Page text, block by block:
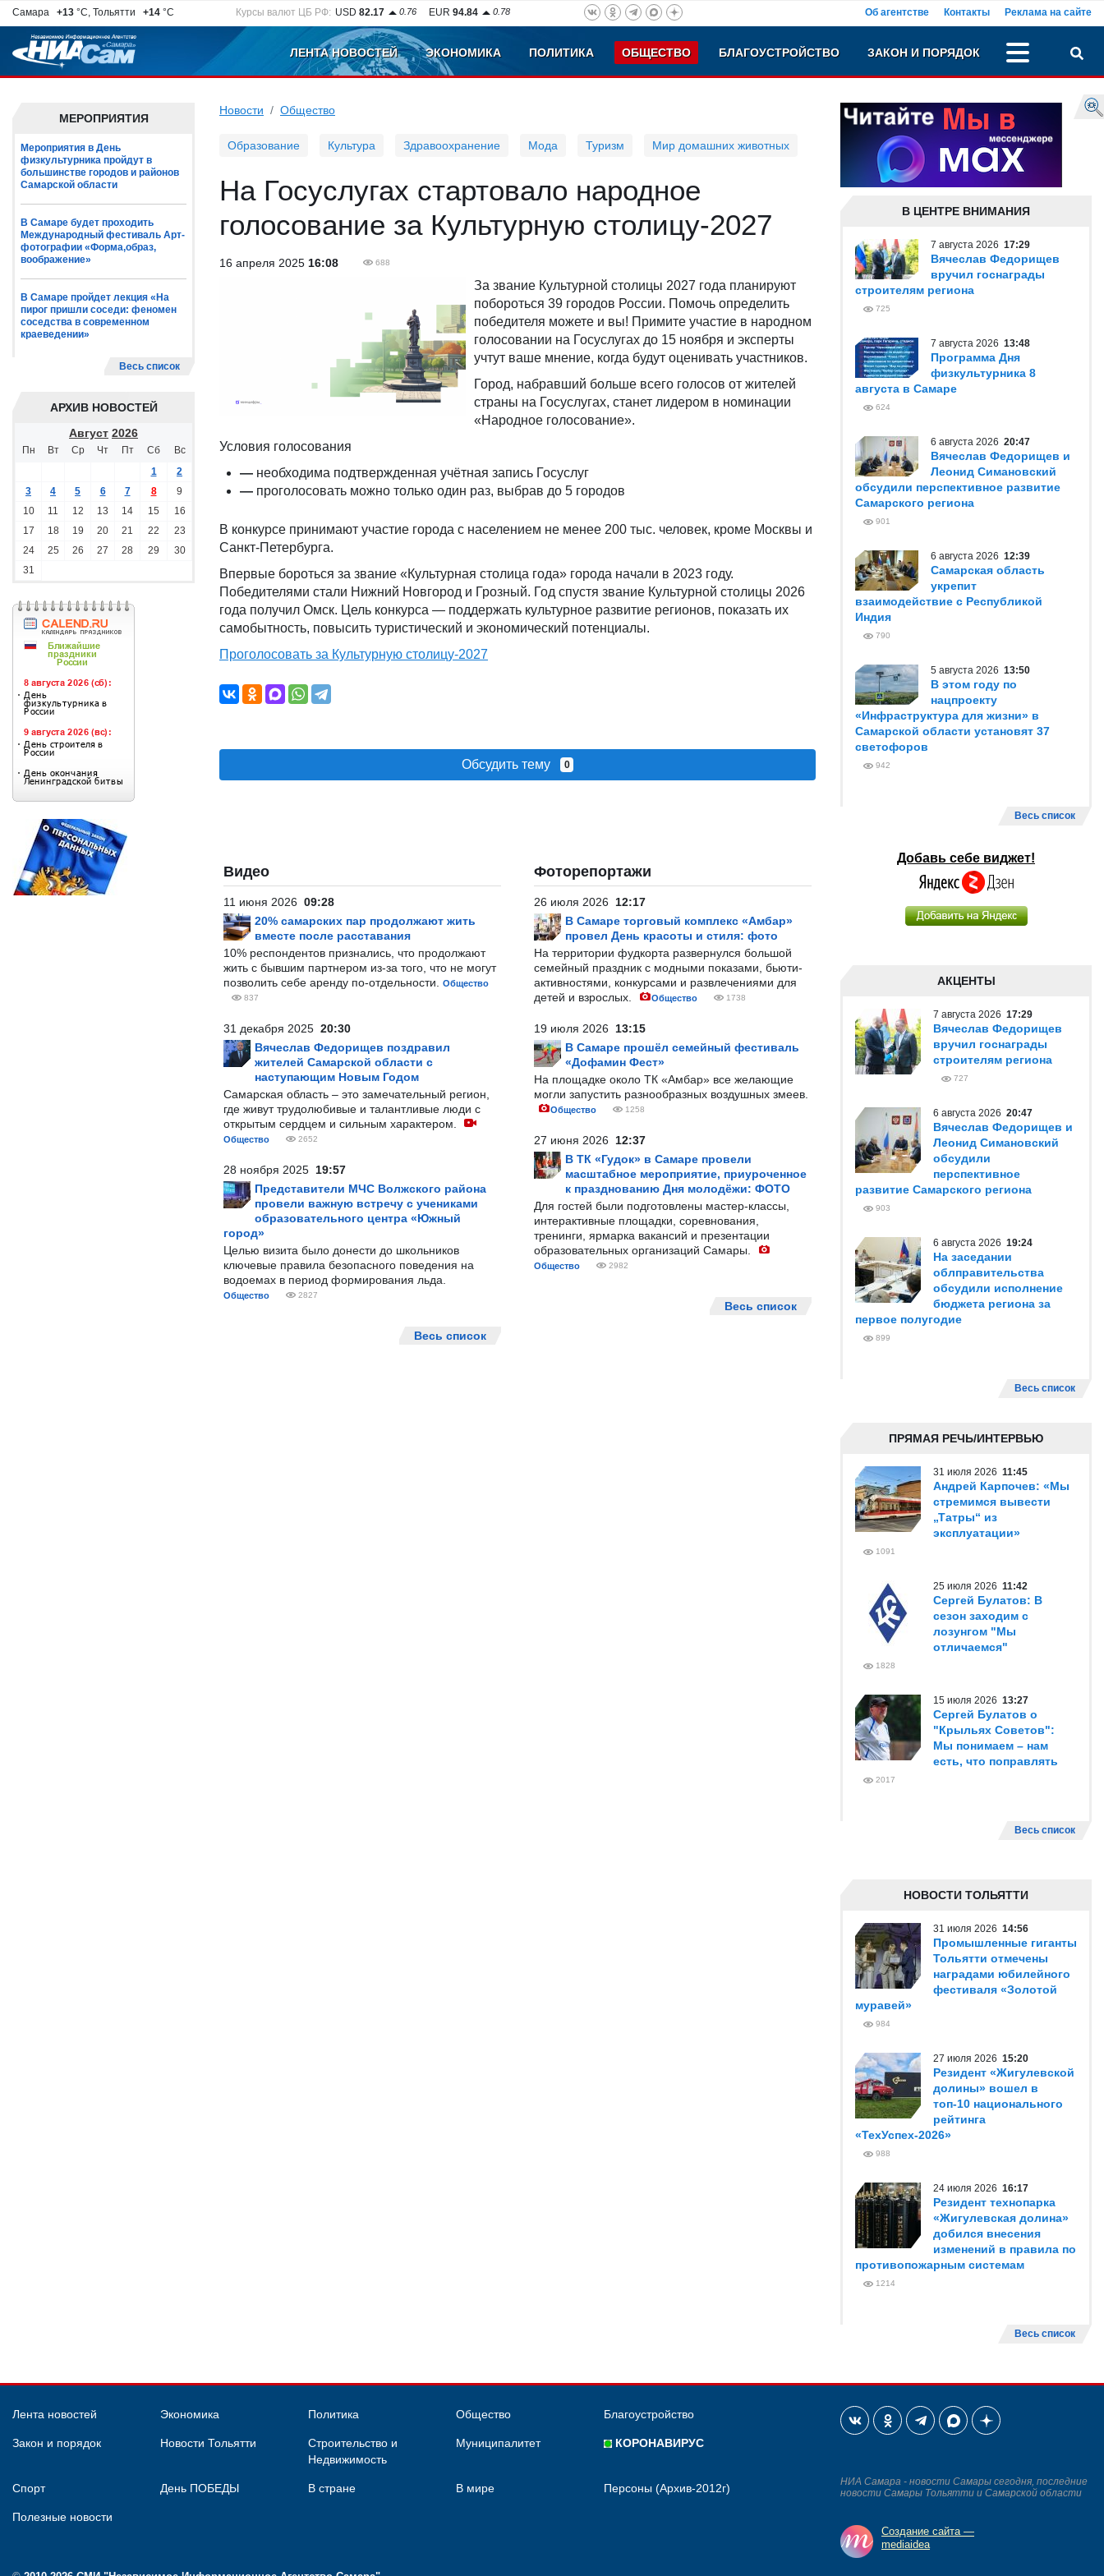
Самара +13 °C, Тольятти +14 °C Курсы валют ЦБ РФ: USD 82.17 0.76 EUR 94.84 0.78 Об агентстве Контакты Реклама на сайте
ЛЕНТА НОВОСТЕЙ ЭКОНОМИКА ПОЛИТИКА ОБЩЕСТВО БЛАГОУСТРОЙСТВО ЗАКОН И ПОРЯДОК
МЕРОПРИЯТИЯ
Мероприятия в День
физкультурника пройдут в
большинстве городов и районов
Самарской области
В Самаре будет проходить
Международный фестиваль Арт-
фотографии «Форма,образ,
воображение»
В Самаре пройдет лекция «На
пирог пришли соседи: феномен
соседства в современном
краеведении»
Весь список
АРХИВ НОВОСТЕЙ
Август 2026
Пн Вт Ср Чт Пт Сб
Вс
1
2
3
4 5 6 7 8
9
10
11 12 13 14 15
16
17
18 19 20 21 22
23
24
25 26 27 28 29
30
31
Новости Общество
Образование Культура Здравоохранение Мода Туризм Мир домашних животных
На Госуслугах стартовало народное
голосование за Культурную столицу-2027
16 апреля 2025 16:08 688
За звание Культурной столицы 2027 года планируют
побороться 39 городов России. Помочь определить
победителя можете и вы! Примите участие в народном
голосовании на Госуслугах до 15 ноября и эксперты
учтут ваше мнение, когда будут оценивать участников.
Город, набравший больше всего голосов от жителей
страны на Госуслугах, станет лидером в номинации
«Народное голосование».
Условия голосования
— необходима подтвержденная учётная запись Госуслуг
— проголосовать можно только один раз, выбрав до 5 городов
В конкурсе принимают участие города с населением не менее 200 тыс. человек, кроме Москвы и
Санкт-Петербурга.
Впервые бороться за звание «Культурная столица года» города начали в 2023 году.
Победителями стали Нижний Новгород и Грозный. Год спустя звание Культурной столицы 2026
года получил Омск. Цель конкурса — поддержать культурное развитие регионов, показать их
самобытность, повысить туристический и экономический потенциалы.
Проголосовать за Культурную столицу-2027
Обсудить тему 0
Видео
11 июня 2026 09:28
20% самарских пар продолжают жить
вместе после расставания
10% респондентов признались, что продолжают
жить с бывшим партнером из-за того, что не могут
позволить себе аренду по-отдельности.
Общество
837
31 декабря 2025 20:30
Вячеслав Федорищев поздравил
жителей Самарской области с
наступающим Новым Годом
Самарская область – это замечательный регион,
где живут трудолюбивые и талантливые люди с
открытым сердцем и сильным характером.
Общество 2652
28 ноября 2025 19:57
Представители МЧС Волжского района
провели важную встречу с учениками
образовательного центра «Южный
город»
Целью визита было донести до школьников
ключевые правила безопасного поведения на
водоемах в период формирования льда.
Общество 2827
Весь список
Фоторепортажи
26 июля 2026 12:17
В Самаре торговый комплекс «Амбар»
провел День красоты и стиля: фото
На территории фудкорта развернулся большой
семейный праздник с модными показами, бьюти-
активностями, конкурсами и развлечениями для
детей и взрослых.
Общество 1738
19 июля 2026 13:15
В Самаре прошёл семейный фестиваль
«Дофамин Фест»
На площадке около ТК «Амбар» все желающие
могли запустить разнообразных воздушных змеев.
Общество 1258
27 июня 2026 12:37
В ТК «Гудок» в Самаре провели
масштабное мероприятие, приуроченное
к празднованию Дня молодёжи: ФОТО
Для гостей были подготовлены мастер-классы,
интерактивные площадки, соревнования,
тренинги, ярмарка вакансий и презентации
образовательных организаций Самары.
Общество 2982
Весь список
В ЦЕНТРЕ ВНИМАНИЯ
7 августа 2026 17:29
Вячеслав Федорищев
вручил госнаграды
строителям региона
725
7 августа 2026 13:48
Программа Дня
физкультурника 8
августа в Самаре
624
6 августа 2026 20:47
Вячеслав Федорищев и
Леонид Симановский
обсудили перспективное развитие
Самарского региона
901
6 августа 2026 12:39
Самарская область
укрепит
взаимодействие с Республикой
Индия
790
5 августа 2026 13:50
В этом году по
нацпроекту
«Инфраструктура для жизни» в
Самарской области установят 37
светофоров
942
Весь список
Добавь себе виджет!
АКЦЕНТЫ
7 августа 2026 17:29
Вячеслав Федорищев
вручил госнаграды
строителям региона
727
6 августа 2026 20:47
Вячеслав Федорищев и
Леонид Симановский
обсудили
перспективное
развитие Самарского региона
903
6 августа 2026 19:24
На заседании
облправительства
обсудили исполнение
бюджета региона за
первое полугодие
899
Весь список
ПРЯМАЯ РЕЧЬ/ИНТЕРВЬЮ
31 июля 2026 11:45
Андрей Карпочев: «Мы
стремимся вывести
„Татры“ из
эксплуатации»
1091
25 июля 2026 11:42
Сергей Булатов: В
сезон заходим с
лозунгом "Мы
отличаемся"
1828
15 июля 2026 13:27
Сергей Булатов о
"Крыльях Советов":
Мы понимаем – нам
есть, что поправлять
2017
Весь список
НОВОСТИ ТОЛЬЯТТИ
31 июля 2026 14:56
Промышленные гиганты
Тольятти отмечены
наградами юбилейного
фестиваля «Золотой
муравей»
984
27 июля 2026 15:20
Резидент «Жигулевской
долины» вошел в
топ-10 национального
рейтинга
«ТехУспех-2026»
988
24 июля 2026 16:17
Резидент технопарка
«Жигулевская долина»
добился внесения
изменений в правила по
противопожарным системам
1214
Весь список
Лента новостей Экономика Политика Общество Благоустройство
Закон и порядок Новости Тольятти
Строительство и
Недвижимость
Муниципалитет КОРОНАВИРУС
Спорт День ПОБЕДЫ В стране В мире Персоны (Архив-2012г)
Полезные новости
НИА Самара - новости Самары сегодня, последние
новости Самары Тольятти и Самарской области
Создание сайта —
mediaidea